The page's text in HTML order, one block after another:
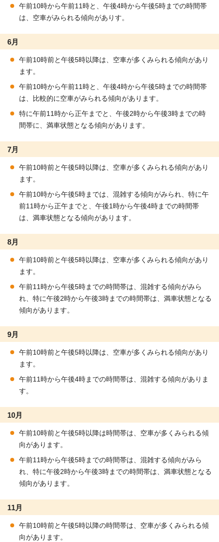
午前10時から午前11時と、午後4時から午後5時までの時間帯
は、空車がみられる傾向がありす。
6月
午前10時前と午後5時以降は、空車が多くみられる傾向があり
ます。
午前10時から午前11時と、午後4時から午後5時までの時間帯
は、比較的に空車がみられる傾向があります。
特に午前11時から正午までと、午後2時から午後3時までの時
間帯に、満車状態となる傾向があります。
7月
午前10時前と午後5時以降は、空車が多くみられる傾向があり
ます。
午前10時から午後5時までは、混雑する傾向がみられ、特に午
前11時から正午までと、午後1時から午後4時までの時間帯
は、満車状態となる傾向があります。
8月
午前10時前と午後5時以降は、空車が多くみられる傾向があり
ます。
午前11時から午後5時までの時間帯は、混雑する傾向がみら
れ、特に午後2時から午後3時までの時間帯は、満車状態となる
傾向があります。
9月
午前10時前と午後5時以降は、空車が多くみられる傾向があり
ます。
午前11時から午後4時までの時間帯は、混雑する傾向がありま
す。
10月
午前10時前と午後5時以降は時間帯は、空車が多くみられる傾
向があります。
午前11時から午後5時までの時間帯は、混雑する傾向がみら
れ、特に午後2時から午後3時までの時間帯は、満車状態となる
傾向があります。
11月
午前10時前と午後5時以降の時間帯は、空車が多くみられる傾
向があります。